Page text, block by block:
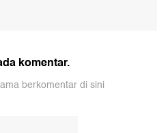
komentar.
berkomentar di sini